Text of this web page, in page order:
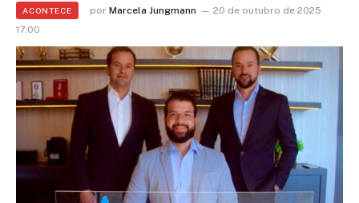
ACONTECE por Marcela Jungmann
20 de outubro de 2025
17:00